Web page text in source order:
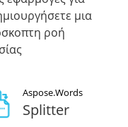
μια
ροή
Aspose.Words
Splitter